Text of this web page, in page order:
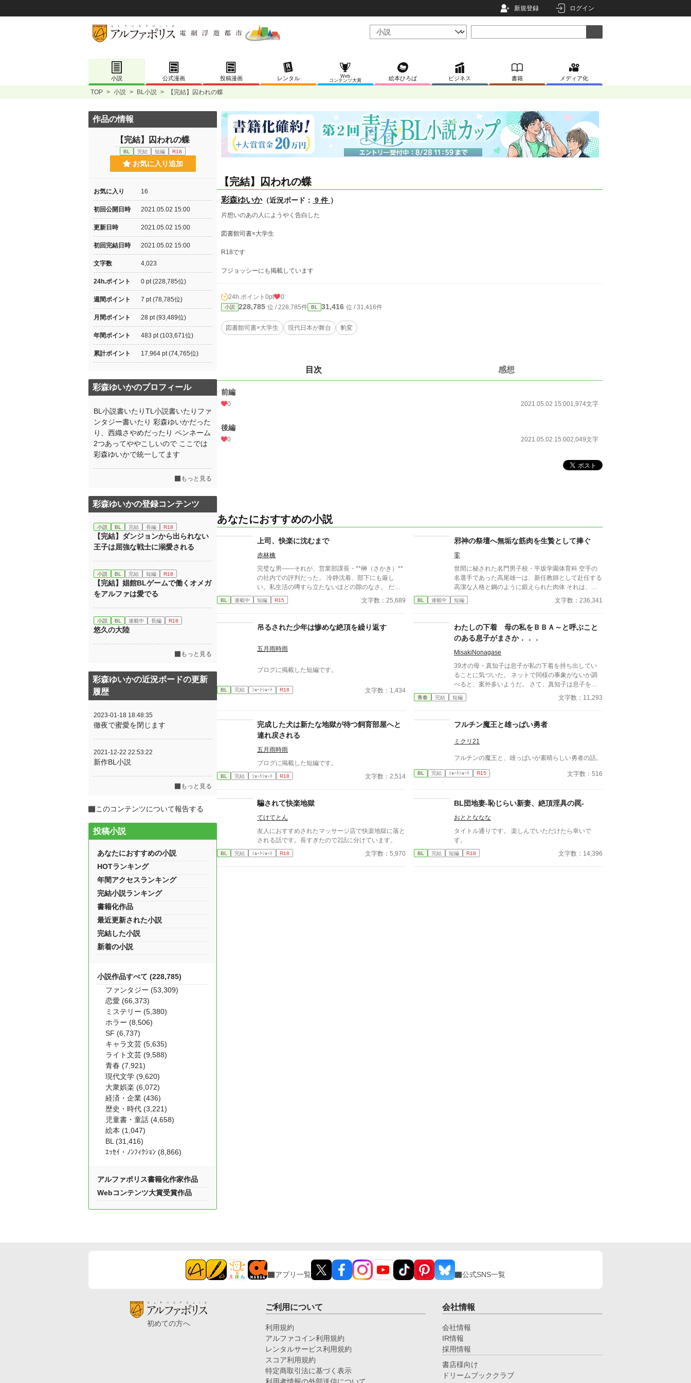
新規登録 ログイン
小説 公式漫画 投稿漫画 レンタル
Web
コンテンツ大賞
絵本ひろば ビジネス 書籍 メディア化
TOP > 小説 > BL小説 > 【完結】囚われの蝶
【完結】囚われの蝶
彩森ゆいか（近況ボード： 9 件 ）
片想いのあの人にようやく告白した
図書館司書×大学生
R18です
フジョッシーにも掲載しています
24h.ポイント 0pt 0
小説 228,785 位 / 228,785件 BL 31,416 位 / 31,416件
図書館司書×大学生 現代日本が舞台 豹変
目次 感想
前編
0 2021.05.02 15:001,974文字
後編
0 2021.05.02 15:002,049文字
あなたにおすすめの小説
上司、快楽に沈むまで
赤林檎
完璧な男――それが、営業部課長・**榊（さかき）**
の社内での評判だった。 冷静沈着、部下にも厳し
い。私生活の噂すら立たないほどの隙のなさ。 だ
が、その“完璧”が崩れる日がくるとは、誰も想像して
いなかった。 入社三年目の篠原は、榊の直属の部
べる青年。 ある夜、取引先とのトラブル対応で二人
だけが残ったオフィスで、 篠原は上司に向かって、
下には見せないんですね」 疲労で僅かに緩んだ榊の
離を詰める。 「強がらなくていいですよ。俺の前で
れた瞬間、榊の理性は音を立てて崩れた。 拒むこと
る。それは、上司としての誇りを壊すほどに甘く、逃
れられないほどに深い。 だが、篠原の視線の奥に宿
と榊だけを見つめ続けてきた、静かな執着がある。
「俺、前から思ってたんです。 あなたが誰かに“支
配される”ところ、きっと綺麗だろうなって」 支配す
る側だったはずの男が、 支配されることで初めて“生
理性も、すべてが絡み合うオフィスの夜。 秘密の扉
間まで、彼を待つのは破滅か、それとも救いか。 ―
―これは、ひとりの上司が“愛”という名の支配に沈ん
でいく物語。
BL 連載中 短編 R15 文字数：25,689
邪神の祭壇へ無垢な筋肉を生贄として捧ぐ
零
世間に秘された名門男子校・平坂学園体育科 空手の
名選手であった高尾雄一は、新任教師として赴任する
高潔な人格と鋼のように鍛えられた肉体 それは、学
園にとって最高の生贄の候補に他ならなかった 至高
の筋肉を持つ、精神を削られ意志をなくした青年を太
躍する 意志をなくし筋肉の操り人形と化した“デク”
消える教師 山奥の男子校で繰り広げられるダークフ
ァンタジー
BL 連載中 短編 文字数：236,341
吊るされた少年は惨めな絶頂を繰り返す
五月雨時雨
ブログに掲載した短編です。
BL 完結 ｼｮｰﾄｼｮｰﾄ R18 文字数：1,434
わたしの下着 母の私をＢＢＡ～と呼ぶこと
のある息子がまさか．．．
MisakiNonagase
39才の母・真知子は息子が私の下着を持ち出してい
ることに気づいた。 ネットで同様の事象がないか調
べると、案外多いようだ。 さて、真知子は息子を問
い詰める？ それとも気づかないふりを続けてあげる
青春 完結 短編 文字数：11,293
完成した犬は新たな地獄が待つ飼育部屋へと
連れ戻される
五月雨時雨
ブログに掲載した短編です。
BL 完結 ｼｮｰﾄｼｮｰﾄ R18 文字数：2,514
フルチン魔王と雄っぱい勇者
ミクリ21
フルチンの魔王と、雄っぱいが素晴らしい勇者の話。
BL 完結 ｼｮｰﾄｼｮｰﾄ R15 文字数：516
騙されて快楽地獄
てけてとん
友人におすすめされたマッサージ店で快楽地獄に落と
される話です。長すぎたので2話に分けています。
BL 完結 ｼｮｰﾄｼｮｰﾄ R18 文字数：5,970
BL団地妻-恥じらい新妻、絶頂淫具の罠-
おととななな
タイトル通りです。 楽しんでいただけたら幸いで
す。
BL 完結 短編 R18 文字数：14,396
作品の情報
【完結】囚われの蝶
BL 完結 短編 R18
お気に入り追加
お気に入り 16
初回公開日時 2021.05.02 15:00
更新日時 2021.05.02 15:00
初回完結日時 2021.05.02 15:00
文字数 4,023
24h.ポイント 0 pt (228,785位)
週間ポイント 7 pt (78,785位)
月間ポイント 28 pt (93,489位)
年間ポイント 483 pt (103,671位)
累計ポイント 17,964 pt (74,765位)
彩森ゆいかのプロフィール
BL小説書いたりTL小説書いたりファ
ンタジー書いたり 彩森ゆいかだった
り、西織さやめだったり ペンネーム
2つあってややこしいので ここでは
彩森ゆいかで統一してます
もっと見る
彩森ゆいかの登録コンテンツ
小説 BL 完結 長編 R18
【完結】ダンジョンから出られない
王子は屈強な戦士に溺愛される
小説 BL 完結 短編 R18
【完結】娼館BLゲームで働くオメガ
をアルファは愛でる
小説 BL 連載中 長編 R18
悠久の大陸
もっと見る
彩森ゆいかの近況ボードの更新
履歴
2023-01-18 18:48:35
徹夜で蜜愛を閉じます
2021-12-22 22:53:22
新作BL小説
もっと見る
このコンテンツについて報告する
投稿小説
あなたにおすすめの小説
HOTランキング
年間アクセスランキング
完結小説ランキング
書籍化作品
最近更新された小説
完結した小説
新着の小説
小説作品すべて (228,785)
ファンタジー (53,309)
恋愛 (66,373)
ミステリー (5,380)
ホラー (8,506)
SF (6,737)
キャラ文芸 (5,635)
ライト文芸 (9,588)
青春 (7,921)
現代文学 (9,620)
大衆娯楽 (6,072)
経済・企業 (436)
歴史・時代 (3,221)
児童書・童話 (4,658)
絵本 (1,047)
BL (31,416)
ｴｯｾｲ・ﾉﾝﾌｨｸｼｮﾝ (8,866)
アルファポリス書籍化作家作品
Webコンテンツ大賞受賞作品
アプリ一覧 公式SNS一覧
初めての方へ
ご利用について
利用規約
アルファコイン利用規約
レンタルサービス利用規約
スコア利用規約
特定商取引法に基づく表示
会社情報
会社情報
IR情報
採用情報
書店様向け
ドリームブッククラブ